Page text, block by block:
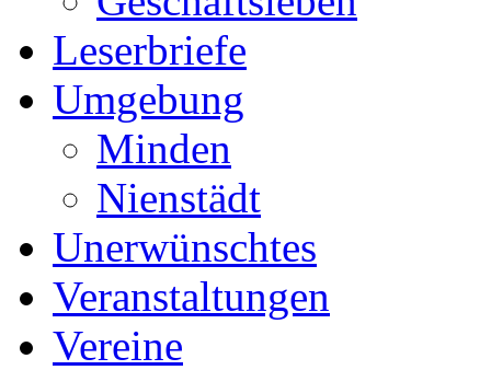
Leserbriefe
Umgebung
Minden
Nienstädt
Unerwünschtes
Veranstaltungen
Vereine